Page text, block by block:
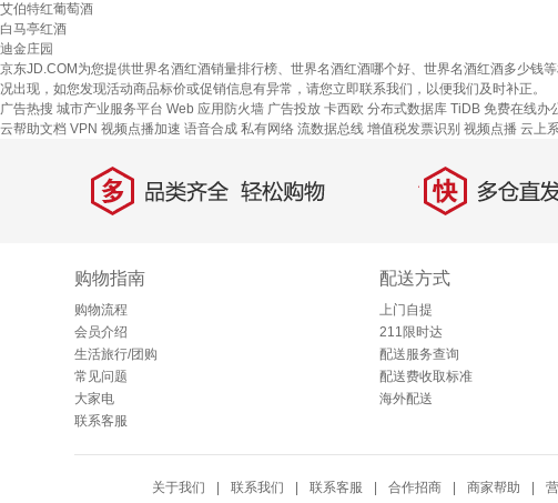
艾伯特红葡萄酒
白马亭红酒
迪金庄园
京东JD.COM为您提供世界名酒红酒销量排行榜、世界名酒红酒哪个好、世界名酒红酒多少
况出现，如您发现活动商品标价或促销信息有异常，请您立即联系我们，以便我们及时补正。
广告热搜 城市产业服务平台 Web 应用防火墙 广告投放 卡西欧 分布式数据库 TiDB 免费在线办
云帮助文档 VPN 视频点播加速 语音合成 私有网络 流数据总线 增值税发票识别 视频点播 云上
多 品类齐全，轻松购物 快 多仓直发
购物指南
购物流程
会员介绍
生活旅行/团购
常见问题
大家电
联系客服
配送方式
上门自提
211限时达
配送服务查询
配送费收取标准
海外配送
关于我们 联系我们 联系客服 合作招商 商家帮助